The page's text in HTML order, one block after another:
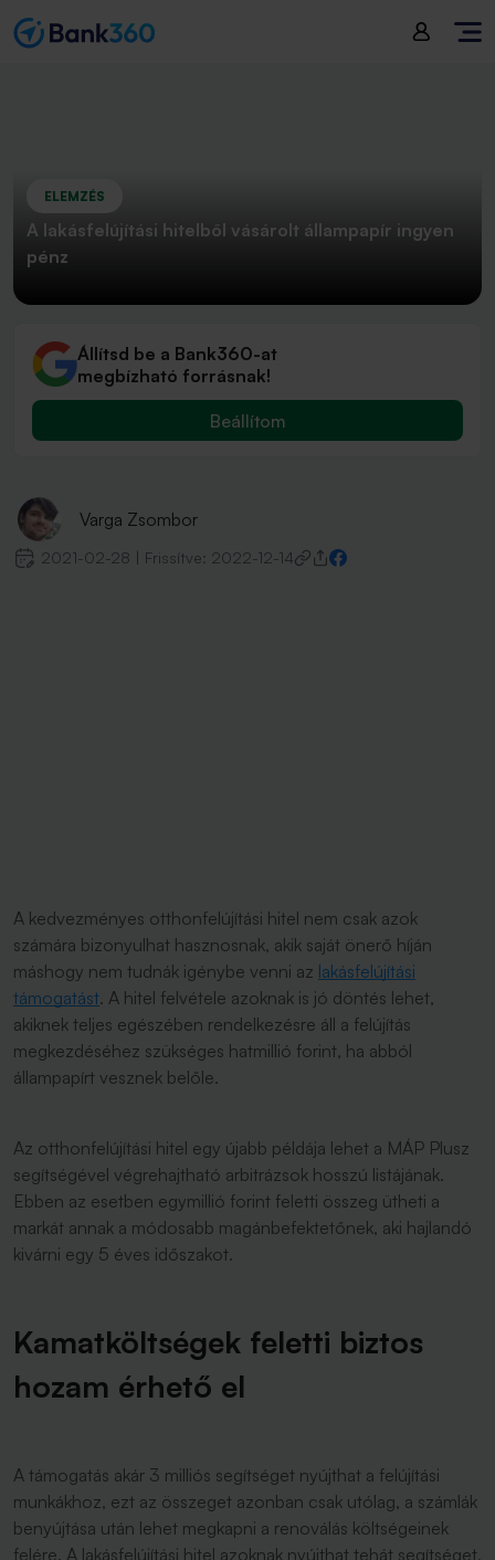
ELEMZÉS
A lakásfelújítási hitelből vásárolt állampapír ingyen
pénz
Állítsd be a Bank360-at
megbízható forrásnak!
Beállítom
Varga Zsombor
2021-02-28 Frissítve: 2022-12-14
A kedvezményes otthonfelújítási hitel nem csak azok
számára bizonyulhat hasznosnak, akik saját önerő híján
máshogy nem tudnák igénybe venni az lakásfelújítási
támogatást. A hitel felvétele azoknak is jó döntés lehet,
akiknek teljes egészében rendelkezésre áll a felújítás
megkezdéséhez szükséges hatmillió forint, ha abból
állampapírt vesznek belőle.
Az otthonfelújítási hitel egy újabb példája lehet a MÁP Plusz
segítségével végrehajtható arbitrázsok hosszú listájának.
Ebben az esetben egymillió forint feletti összeg ütheti a
markát annak a módosabb magánbefektetőnek, aki hajlandó
kivárni egy 5 éves időszakot.
Kamatköltségek feletti biztos
hozam érhető el
A támogatás akár 3 milliós segítséget nyújthat a felújítási
munkákhoz, ezt az összeget azonban csak utólag, a számlák
benyújtása után lehet megkapni a renoválás költségeinek
felére. A lakásfelújítási hitel azoknak nyújthat tehát segítséget,